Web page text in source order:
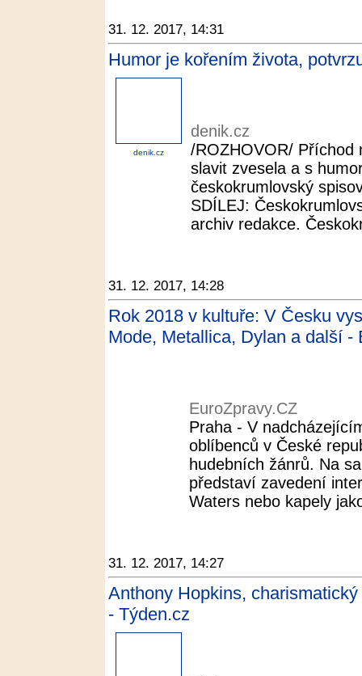
31. 12. 2017, 14:31
Humor je kořením života,
denik.cz
denik.cz
/ROZHOVOR/ Příchod
slavit zvesela a s
českokrumlovský
SDÍLEJ:
archiv redakce.
31. 12. 2017, 14:28
Rok 2018 v kultuře: V Česku
Mode, Metallica, Dylan a další -
EuroZpravy.CZ
Praha - V
oblíbenců v České
hudebních žánrů. Na
představí zavedení
Waters nebo kapely
31. 12. 2017, 14:27
Anthony Hopkins,
- Týden.cz